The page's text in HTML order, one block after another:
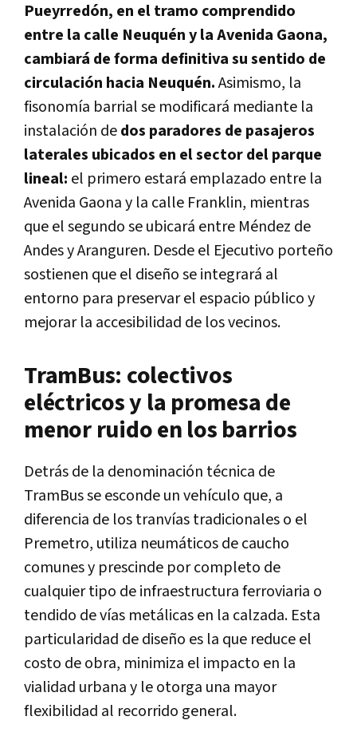
Pueyrredón, en el tramo comprendido
entre la calle Neuquén y la Avenida Gaona,
cambiará de forma definitiva su sentido de
circulación hacia Neuquén.Asimismo, la
fisonomía barrial se modificará mediante la
instalación dedos paradores de pasajeros
laterales ubicados en el sector del parque
lineal: el primero estará emplazado entre la
Avenida Gaona y la calle Franklin, mientras
que el segundo se ubicará entre Méndez de
Andes y Aranguren. Desde el Ejecutivo porteño
sostienen que el diseño se integrará al
entorno para preservar el espacio público y
mejorar la accesibilidad de los vecinos.
TramBus: colectivos
eléctricos y la promesa de
menor ruido en los barrios
Detrás de la denominación técnica de
TramBus se esconde un vehículo que, a
diferencia de los tranvías tradicionales o el
Premetro, utiliza neumáticos de caucho
comunes y prescinde por completo de
cualquier tipo de infraestructura ferroviaria o
tendido de vías metálicas en la calzada. Esta
particularidad de diseño es la que reduce el
costo de obra, minimiza el impacto en la
vialidad urbana y le otorga una mayor
flexibilidad al recorrido general.